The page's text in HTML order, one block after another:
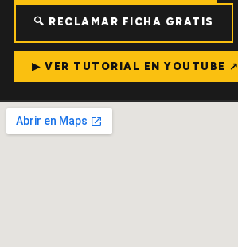
🔍 RECLAMAR FICHA GRATIS
▶ VER TUTORIAL EN YOUTUBE ↗